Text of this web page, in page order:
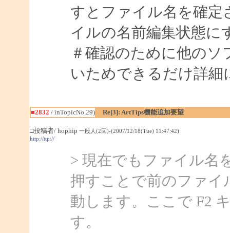
すとファイル名を確定
イルの名前編集状態に
＃確認のために他の
いためできるだけ詳
■2832 / inTopicNo.29) Re[3]: ArtTips機能追加要望
□投稿者/ hophip 一般人(2回)-(2007/12/18(Tue) 11:47:42)
http://ttp://
> 現在でもファイル名
押すことで前のファイ
動します。ここで F2
す。